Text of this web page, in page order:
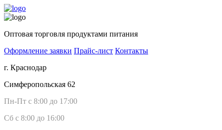
Оптовая торговля продуктами питания
Оформление заявки Прайс-лист Контакты
г. Краснодар
Симферопольская 62
Пн-Пт с 8:00 до 17:00
Сб с 8:00 до 16:00